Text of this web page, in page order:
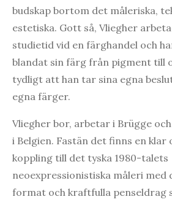
budskap bortom det måleriska,
estetiska. Gott så, Vliegher
studietid vid en färghandel och
blandat sin färg från pigment till
tydligt att han tar sina egna
egna färger.
Vliegher bor, arbetar i Brügge
i Belgien. Fastän det finns en klar
koppling till det tyska 1980-talets
neoexpressionistiska måleri
format och kraftfulla penseldrag